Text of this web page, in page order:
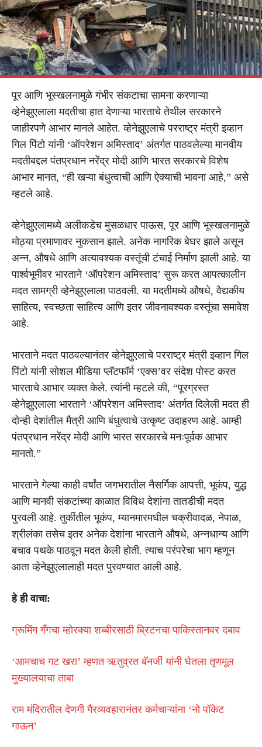
पूर आणि भूस्खलनामुळे गंभीर संकटाचा सामना करणाऱ्या
व्हेनेझुएलाला मदतीचा हात देणाऱ्या भारताचे तेथील सरकारने
जाहीरपणे आभार मानले आहेत. व्हेनेझुएलाचे परराष्ट्र मंत्री इव्हान
गिल पिंटो यांनी ‘ऑपरेशन अमिस्ताद’ अंतर्गत पाठवलेल्या मानवीय
मदतीबद्दल पंतप्रधान नरेंद्र मोदी आणि भारत सरकारचे विशेष
आभार मानत, “ही खऱ्या बंधुत्वाची आणि ऐक्याची भावना आहे,” असे
म्हटले आहे.
व्हेनेझुएलामध्ये अलीकडेच मुसळधार पाऊस, पूर आणि भूस्खलनामुळे
मोठ्या प्रमाणावर नुकसान झाले. अनेक नागरिक बेघर झाले असून
अन्न, औषधे आणि अत्यावश्यक वस्तूंची टंचाई निर्माण झाली आहे. या
पार्श्वभूमीवर भारताने ‘ऑपरेशन अमिस्ताद’ सुरू करत आपत्कालीन
मदत सामग्री व्हेनेझुएलाला पाठवली. या मदतीमध्ये औषधे, वैद्यकीय
साहित्य, स्वच्छता साहित्य आणि इतर जीवनावश्यक वस्तूंचा समावेश
आहे.
भारताने मदत पाठवल्यानंतर व्हेनेझुएलाचे परराष्ट्र मंत्री इव्हान गिल
पिंटो यांनी सोशल मीडिया प्लॅटफॉर्म ‘एक्स’वर संदेश पोस्ट करत
भारताचे आभार व्यक्त केले. त्यांनी म्हटले की, “पूरग्रस्त
व्हेनेझुएलाला भारताने ‘ऑपरेशन अमिस्ताद’ अंतर्गत दिलेली मदत ही
दोन्ही देशांतील मैत्री आणि बंधुत्वाचे उत्कृष्ट उदाहरण आहे. आम्ही
पंतप्रधान नरेंद्र मोदी आणि भारत सरकारचे मनःपूर्वक आभार
मानतो.”
भारताने गेल्या काही वर्षांत जगभरातील नैसर्गिक आपत्ती, भूकंप, युद्ध
आणि मानवी संकटांच्या काळात विविध देशांना तातडीची मदत
पुरवली आहे. तुर्कीतील भूकंप, म्यानमारमधील चक्रीवादळ, नेपाळ,
श्रीलंका तसेच इतर अनेक देशांना भारताने औषधे, अन्नधान्य आणि
बचाव पथके पाठवून मदत केली होती. त्याच परंपरेचा भाग म्हणून
आता व्हेनेझुएलालाही मदत पुरवण्यात आली आहे.
हे ही वाचा:
ग्रूमिंग गँगचा म्होरक्या शब्बीरसाठी ब्रिटनचा पाकिस्तानवर दबाव
‘आमचाच गट खरा’ म्हणत ऋतुव्रत बॅनर्जी यांनी घेतला तृणमूल
मुख्यालयाचा ताबा
राम मंदिरातील देणगी गैरव्यवहारानंतर कर्मचाऱ्यांना ‘नो पॉकेट
गाऊन’